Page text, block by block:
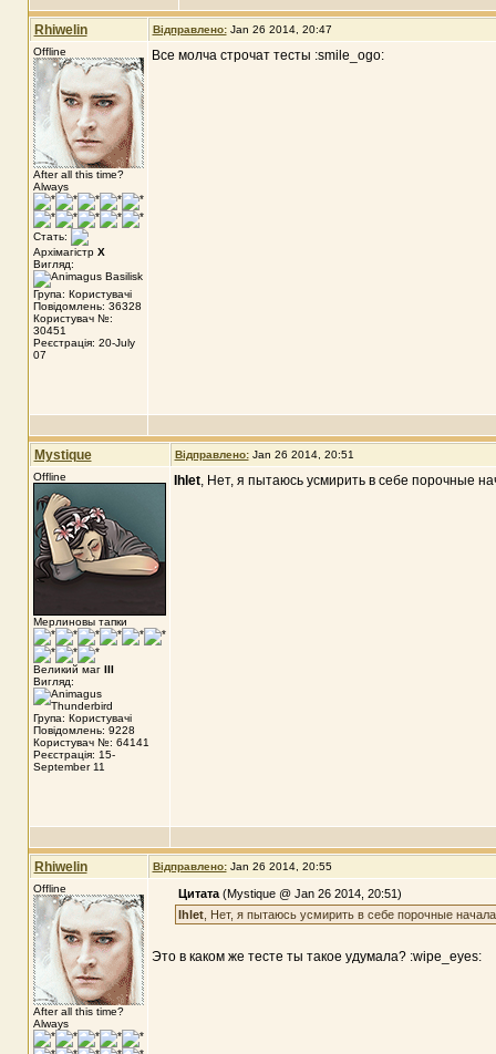
Rhiwelin Відправлено: Jan 26 2014, 20:47
Offline
After all this time?
Always
Стать:
Архімагістр X
Вигляд:
Група: Користувачі
Повідомлень: 36328
Користувач №:
30451
Реєстрація: 20-July
07
Все молча строчат тесты :smile_ogo:
Mystique Відправлено: Jan 26 2014, 20:51
Offline
Мерлиновы тапки
Великий маг III
Вигляд:
Група: Користувачі
Повідомлень: 9228
Користувач №: 64141
Реєстрація: 15-
September 11
Ihlet, Нет, я пытаюсь усмирить в себе порочные
Rhiwelin Відправлено: Jan 26 2014, 20:55
Offline
After all this time?
Always
Цитата (Mystique @ Jan 26 2014, 20:51)
Ihlet , Нет, я пытаюсь усмирить в себе порочные
Это в каком же тесте ты такое удумала? :wipe_eyes: